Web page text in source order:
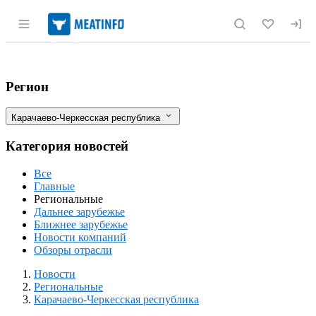
Раздел навигации по сайту
Карачаево-Черкесия планирует в
Фильтры
Регион
Карачаево-Черкесская республика
Категория новостей
Все
Главные
Региональные
Дальнее зарубежье
Ближнее зарубежье
Новости компаний
Обзоры отрасли
Новости
Разделы
Новости
Региональные
Карачаево-Черкесская республика